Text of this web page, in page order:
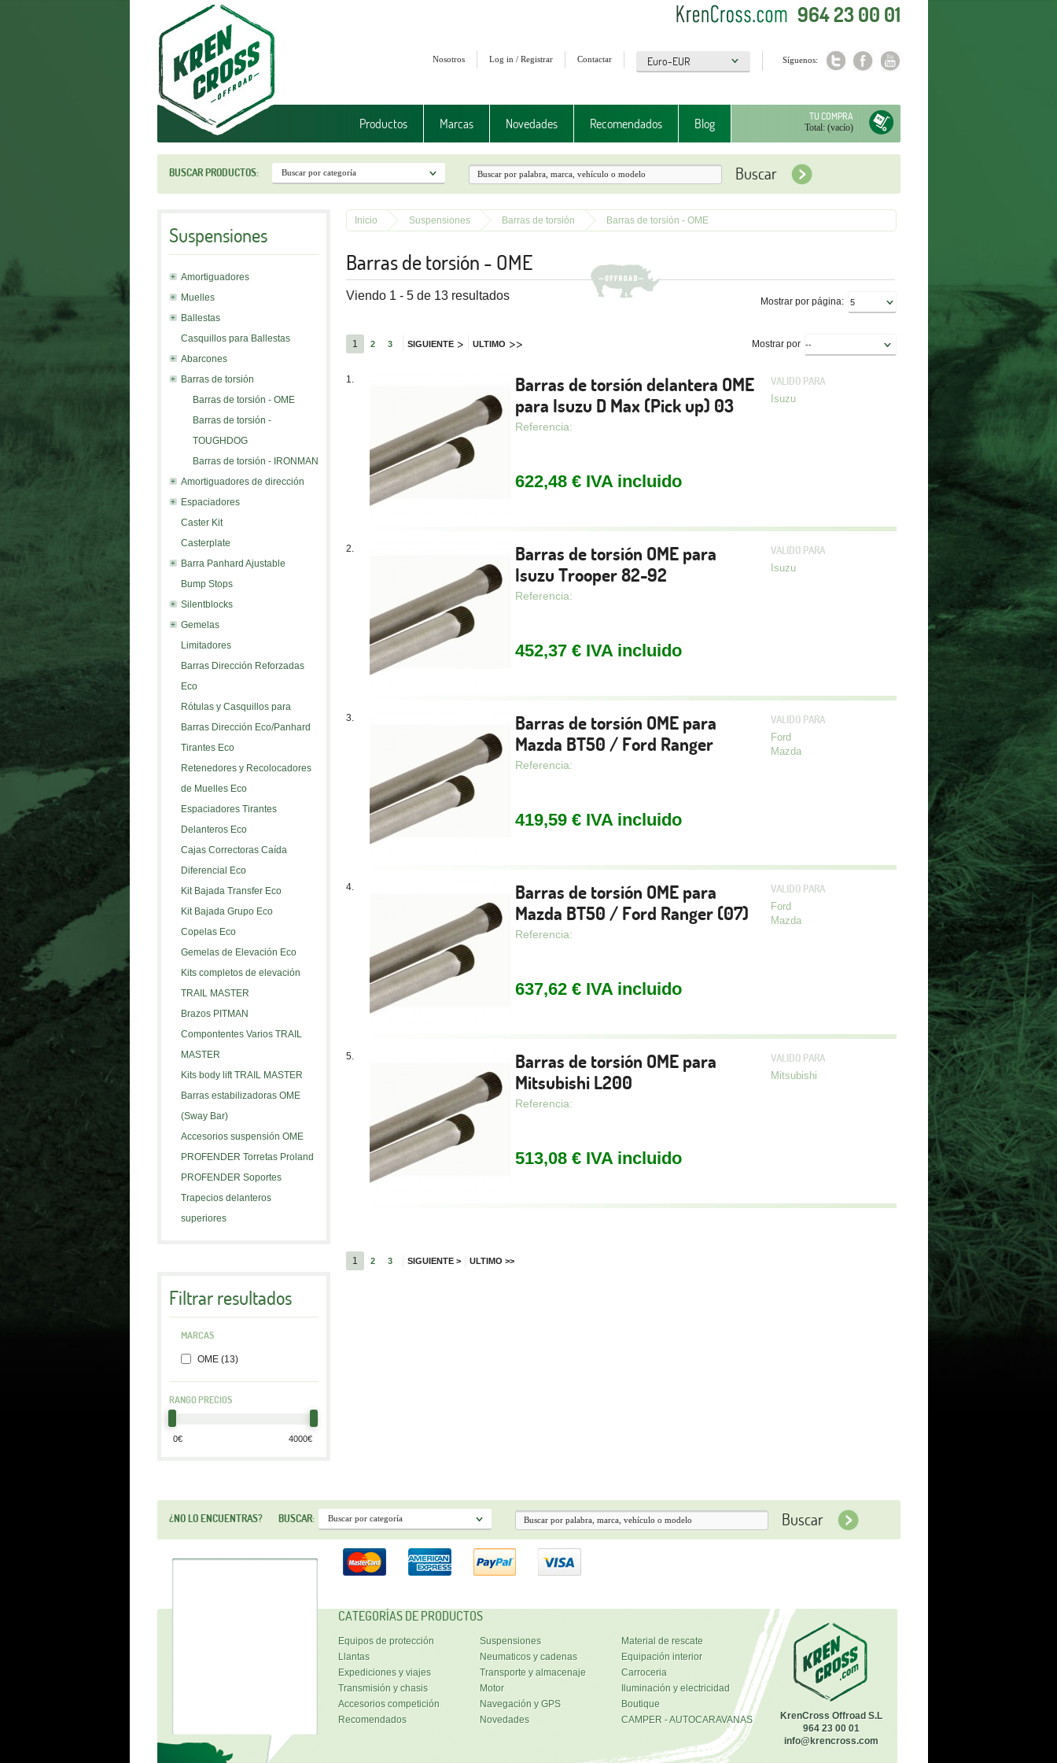
964 23 00 01
Síguenos:
Contactar
Log in / Registrar
Nosotros
TU COMPRA
Total: (vacío)
Productos Marcas Novedades Recomendados Blog
BUSCAR PRODUCTOS:
Suspensiones
Amortiguadores
Muelles
Ballestas
Casquillos para Ballestas
Abarcones
Barras de torsión
Barras de torsión - OME
Barras de torsión -
TOUGHDOG
Barras de torsión - IRONMAN
Amortiguadores de dirección
Espaciadores
Caster Kit
Casterplate
Barra Panhard Ajustable
Bump Stops
Silentblocks
Gemelas
Limitadores
Barras Dirección Reforzadas
Eco
Rótulas y Casquillos para
Barras Dirección Eco/Panhard
Tirantes Eco
Retenedores y Recolocadores
de Muelles Eco
Espaciadores Tirantes
Delanteros Eco
Cajas Correctoras Caída
Diferencial Eco
Kit Bajada Transfer Eco
Kit Bajada Grupo Eco
Copelas Eco
Gemelas de Elevación Eco
Kits completos de elevación
TRAIL MASTER
Brazos PITMAN
Compontentes Varios TRAIL
MASTER
Kits body lift TRAIL MASTER
Barras estabilizadoras OME
(Sway Bar)
Accesorios suspensión OME
PROFENDER Torretas Proland
PROFENDER Soportes
Trapecios delanteros
superiores
Filtrar resultados
MARCAS
OME (13)
RANGO PRECIOS
Inicio Suspensiones Barras de torsión Barras de torsión - OME
Barras de torsión - OME
Viendo 1 - 5 de 13 resultados Mostrar por página:
1 2 3 SIGUIENTE> ULTIMO >> Mostrar por
1.
Barras de torsión delantera OME
para Isuzu D Max (Pick up) 03
Referencia:
622,48 € IVA incluido
VALIDO PARA
Isuzu
2.
Barras de torsión OME para
Isuzu Trooper 82-92
Referencia:
452,37 € IVA incluido
VALIDO PARA
Isuzu
3.
Barras de torsión OME para
Mazda BT50 / Ford Ranger
Referencia:
419,59 € IVA incluido
VALIDO PARA
Ford
Mazda
4.
Barras de torsión OME para
Mazda BT50 / Ford Ranger (07)
Referencia:
637,62 € IVA incluido
VALIDO PARA
Ford
Mazda
5.
Barras de torsión OME para
Mitsubishi L200
Referencia:
513,08 € IVA incluido
VALIDO PARA
Mitsubishi
1 2 3 SIGUIENTE> ULTIMO >>
¿NO LO ENCUENTRAS? BUSCAR:
CATEGORÍAS DE PRODUCTOS
Equipos de protección Suspensiones
Material de rescate
Llantas
Neumaticos y cadenas
Equipación interior
Expediciones y viajes
Transporte y almacenaje
Carroceria
Transmisión y chasis
Motor
Iluminación y electricidad
Accesorios competición
Navegación y GPS
Boutique
Recomendados
Novedades CAMPER - AUTOCARAVANAS
KrenCross Offroad S.L
964 23 00 01
info@krencross.com